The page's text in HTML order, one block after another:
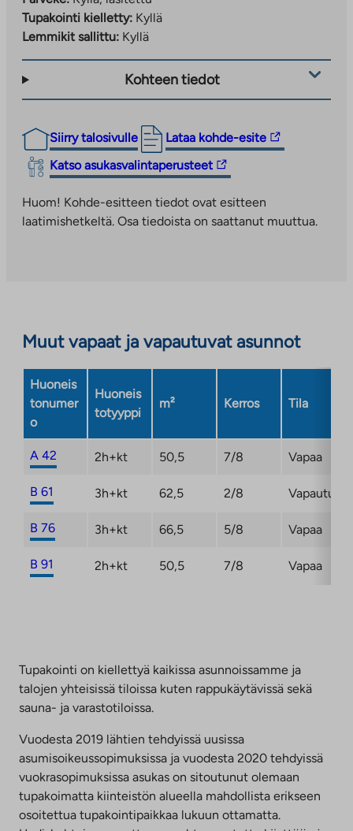
Tupakointi kielletty: Kyllä
Lemmikit sallittu: Kyllä
Kohteen tiedot
Siirry talosivulle Lataa kohde-esite
Linkki
vie
ulkopuoliseen
Linkki
aukeaa
Katso asukasvalintaperusteet
Linkki
vie
ulkopuoliseen
palveluun.
Huom! Kohde-esitteen tiedot ovat esitteen
laatimishetkeltä. Osa tiedoista on saattanut muuttua.
Muut vapaat ja vapautuvat asunnot
Huoneis
tonumer
o
Huoneis
totyyppi
m² Kerros Tila
A 42 2h+kt 50,5 7/8 Vapaa
B 61 3h+kt 62,5 2/8
B 76 3h+kt 66,5 5/8 Vapaa
B 91 2h+kt 50,5 7/8 Vapaa
Tupakointi on kiellettyä kaikissa asunnoissamme ja
talojen yhteisissä tiloissa kuten rappukäytävissä sekä
sauna- ja varastotiloissa.
Vuodesta 2019 lähtien tehdyissä uusissa
asumisoikeussopimuksissa ja vuodesta 2020 tehdyissä
vuokrasopimuksissa asukas on sitoutunut olemaan
tupakoimatta kiinteistön alueella mahdollista erikseen
osoitettua tupakointipaikkaa lukuun ottamatta.